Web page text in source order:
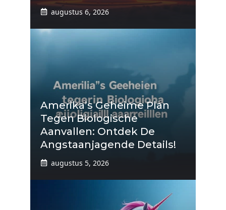
augustus 6, 2026
Amerika’s Geheime Plan
Tegen Biologische
Aanvallen: Ontdek De
Angstaanjagende Details!
augustus 5, 2026